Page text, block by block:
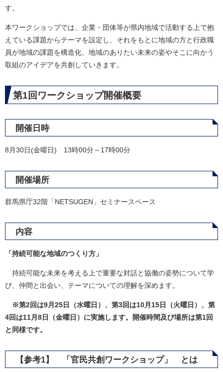
す。
本ワークショップでは、企業・団体等が県内地域で活動する上で抱
えている課題からテーマを設定し、それをもとに地域の方と行政職
員が地域の課題を構造化、地域のありたい未来の姿やそこに向かう
取組のアイデアを共創していきます。
第1回ワークショップ開催概要
開催日時
8月30日(金曜日) 13時00分～17時00分
開催場所
群馬県庁32階「NETSUGEN」セミナースペース
内容
「持続可能な地域のつくり方」
持続可能な未来を考える上で重要な対話と協働の姿勢について学
び、仲間と出会い、テーマについての理解を深めます。
※第2回は9月25日（水曜日）、第3回は10月15日（火曜日）、第
4回は11月8日（金曜日）に実施します。開催時間及び場所は第1回
と同様です。
【参考1】 「官民共創ワークショップ」 とは